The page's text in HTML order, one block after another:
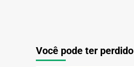
Você pode ter perdido